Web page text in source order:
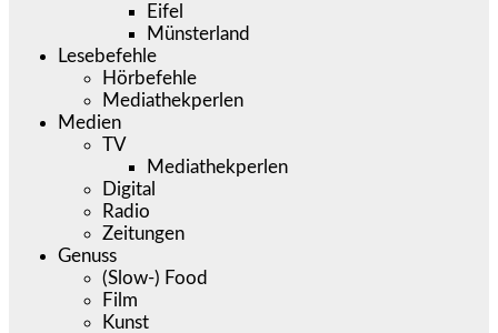
Eifel
Münsterland
Lesebefehle
Hörbefehle
Mediathekperlen
Medien
TV
Mediathekperlen
Digital
Radio
Zeitungen
Genuss
(Slow-) Food
Film
Kunst